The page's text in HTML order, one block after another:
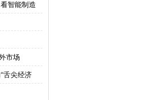
智能制造
市场
舌尖经济